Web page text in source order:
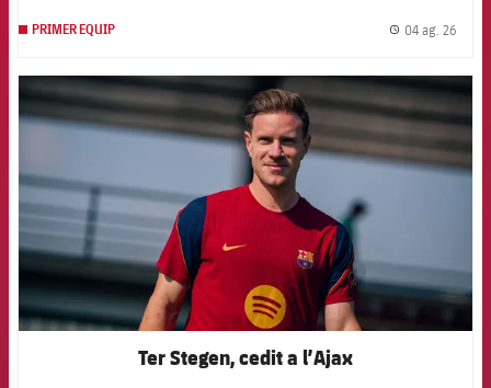
PRIMER EQUIP 04 ag. 26
FCB Barcelona badge
Ter Stegen, cedit a l’Ajax